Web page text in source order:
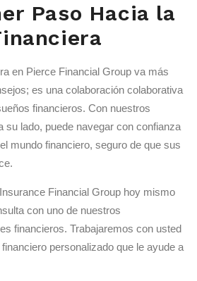
Paso Hacia la
en Pierce Financial Group va más
es una colaboración colaborativa
financieros. Con nuestros
su lado, puede navegar con confianza
mundo financiero, seguro de que sus
Financial Group hoy mismo
con uno de nuestros
financieros. Trabajaremos con usted
personalizado que le ayude a